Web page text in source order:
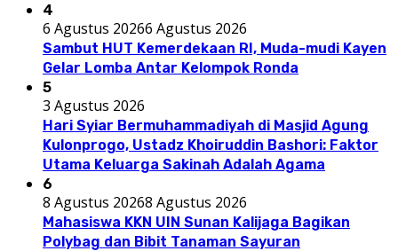
4
6 Agustus 20266 Agustus 2026
Sambut HUT Kemerdekaan RI, Muda-mudi Kayen
Gelar Lomba Antar Kelompok Ronda
5
3 Agustus 2026
Hari Syiar Bermuhammadiyah di Masjid Agung
Kulonprogo, Ustadz Khoiruddin Bashori: Faktor
Utama Keluarga Sakinah Adalah Agama
6
8 Agustus 20268 Agustus 2026
Mahasiswa KKN UIN Sunan Kalijaga Bagikan
Polybag dan Bibit Tanaman Sayuran